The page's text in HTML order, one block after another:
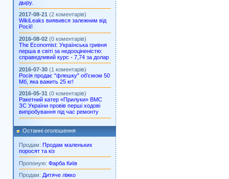
дыру.
2017-08-21 (2 коментарів)
WikiLeaks виявився залежним від
Росії!
2016-08-02 (0 коментарів)
The Economist: Українська гривня
перша в світі за недооціненістю:
справедливий курс - 7,74 за долар
2016-07-30 (1 коментарів)
Росія продає "флешку" об’ємом 50
Мб, яка важить 25 кг!
2016-05-31 (0 коментарів)
Ракетний катер «Прилуки» ВМС
ЗС України провів перші ходові
випробування під час ремонту
Останні оголошення
Продам: Продам маленьких
поросят та кіз
Пропоную: Фарба Київ
Продам: Дитяче ліжко